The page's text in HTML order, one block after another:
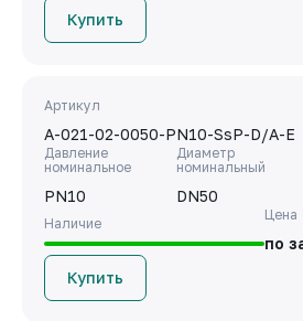
Купить
Артикул
A-021-02-0050-PN10-SsP-D/A-E
Давление
номинальное
PN10
Диаметр
номинальный
DN50
Наличие
Цена
по
Купить